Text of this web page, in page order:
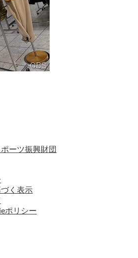
ーツ振興財団
く表示
ポリシー